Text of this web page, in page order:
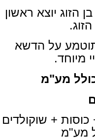
יוצא ראשון
על הדשא
מיוחד.
+ שוקולדים